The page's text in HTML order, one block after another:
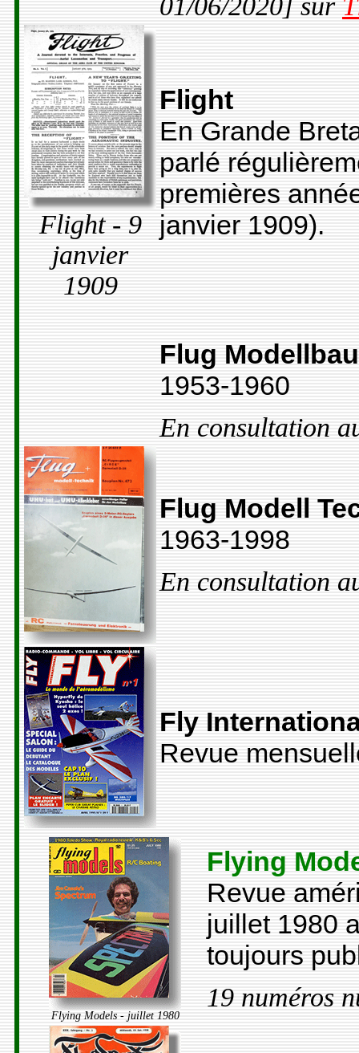
01/06/2020] sur
Flight - 9
janvier
1909
Flight
En Grande
parlé
premières
janvier 1909).
Flug Modellbau
1953-1960
En consultation
Flug Modell
1963-1998
En consultation
Fly
Revue
Flying Models - juillet 1980
Flying
Revue
juillet 1980
toujours
19 numéros